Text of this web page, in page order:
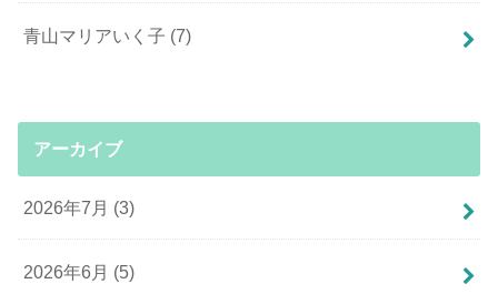
青山マリアいく子 (7)
アーカイブ
2026年7月 (3)
2026年6月 (5)